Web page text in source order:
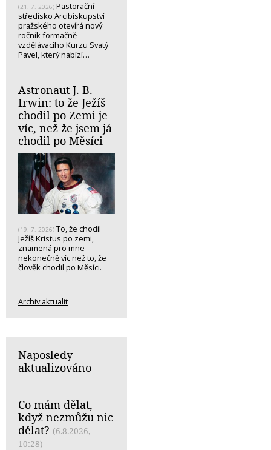
(21. 7. 2026) Pastorační
středisko Arcibiskupství
pražského otevírá nový
ročník formačně-
vzdělávacího Kurzu Svatý
Pavel, který nabízí…
Astronaut J. B.
Irwin: to že Ježíš
chodil po Zemi je
víc, než že jsem já
chodil po Měsíci
(19. 7. 2026) To, že chodil
Ježíš Kristus po zemi,
znamená pro mne
nekonečně víc než to, že
člověk chodil po Měsíci.
Archiv aktualit
Naposledy
aktualizováno
Co mám dělat,
když nezmůžu nic
dělat? (6.8.2026,
10:28)